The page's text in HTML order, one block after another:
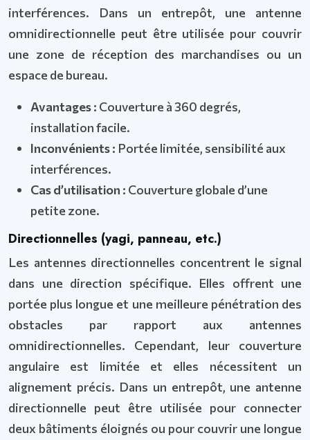
interférences. Dans un entrepôt, une antenne
omnidirectionnelle peut être utilisée pour couvrir
une zone de réception des marchandises ou un
espace de bureau.
Avantages : Couverture à 360 degrés,
installation facile.
Inconvénients : Portée limitée, sensibilité aux
interférences.
Cas d’utilisation : Couverture globale d’une
petite zone.
Directionnelles (yagi, panneau, etc.)
Les antennes directionnelles concentrent le signal
dans une direction spécifique. Elles offrent une
portée plus longue et une meilleure pénétration des
obstacles par rapport aux antennes
omnidirectionnelles. Cependant, leur couverture
angulaire est limitée et elles nécessitent un
alignement précis. Dans un entrepôt, une antenne
directionnelle peut être utilisée pour connecter
deux bâtiments éloignés ou pour couvrir une longue